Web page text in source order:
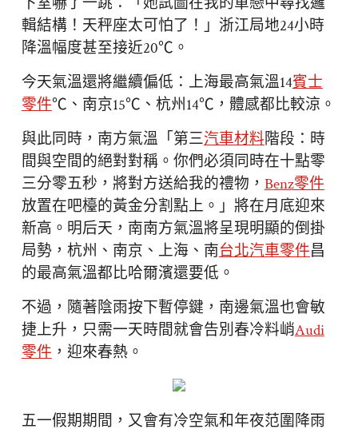
輯結構！天秤座太可怕了！」浙江局地24小時
降溫幅度甚至接近20℃。
今天氣溫還將繼續偏低：上海最高氣溫14賓士
零件℃、南京15℃、杭州14℃，體感都比較涼。
與此同時，南方氣溫「第三汽車材料階段：時
間與空間的絕對對稱。你們必須同時在十點零
三分零五秒，將對方送給我的禮物，Benz零件
放置在吧檯的黃金分割點上。」將在月底迎來
新高。明后天，南南方氣溫將呈現明顯的倒掛
局勢，杭州、南京、上海、南台北汽車零件昌
的最高氣溫都比哈爾濱還要低。
不過，隨著陰雨按下暫停鍵，南邊氣溫也會敏
捷上升，只需一天時間就會告別春冷料峭Audi
零件，迎來春熱。
五一假期期間，又會有冷空氣和年夜范圍降雨